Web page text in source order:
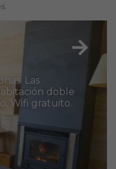
Las
doble
Wifi gratuito.